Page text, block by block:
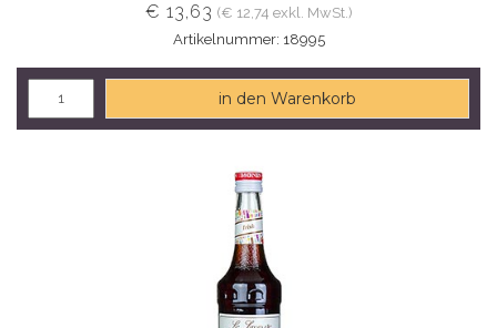
€ 13,63 (€ 12,74 exkl. MwSt.)
Artikelnummer: 18995
in den Warenkorb